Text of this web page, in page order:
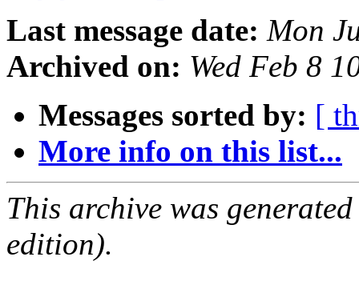
Last message date: Mon
Archived on: Wed Feb 8
Messages sorted by: [
More info on this list...
This archive was
edition).